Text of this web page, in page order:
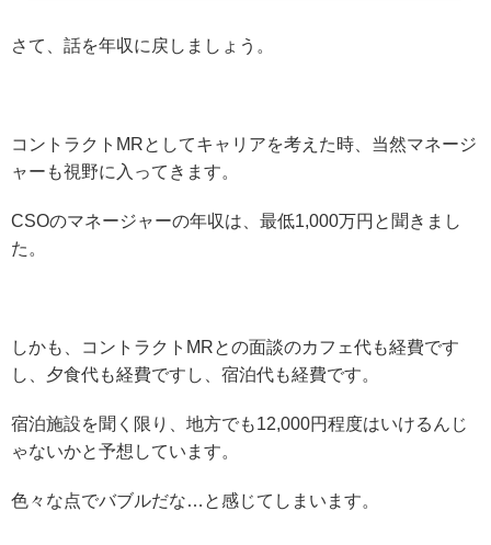
さて、話を年収に戻しましょう。
コントラクトMRとしてキャリアを考えた時、当然マネージ
ャーも視野に入ってきます。
CSOのマネージャーの年収は、最低1,000万円と聞きまし
た。
しかも、コントラクトMRとの面談のカフェ代も経費です
し、夕食代も経費ですし、宿泊代も経費です。
宿泊施設を聞く限り、地方でも12,000円程度はいけるんじ
ゃないかと予想しています。
色々な点でバブルだな…と感じてしまいます。